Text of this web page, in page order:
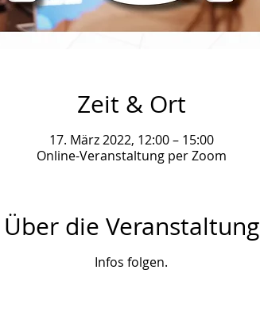
Zeit & Ort
17. März 2022, 12:00 – 15:00
Online-Veranstaltung per Zoom
Über die Veranstaltung
Infos folgen.